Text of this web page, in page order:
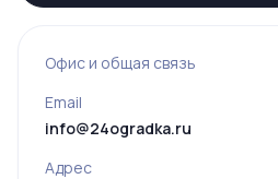
Офис и общая связь
Email
info@24ogradka.ru
Адрес